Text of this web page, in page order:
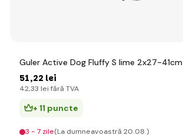
Guler Active Dog Fluffy S lime 2x27-41cm
51,22 lei
42,33 lei fără TVA
+ 11 puncte
3 - 7 zile(La dumneavoastră 20.08.)